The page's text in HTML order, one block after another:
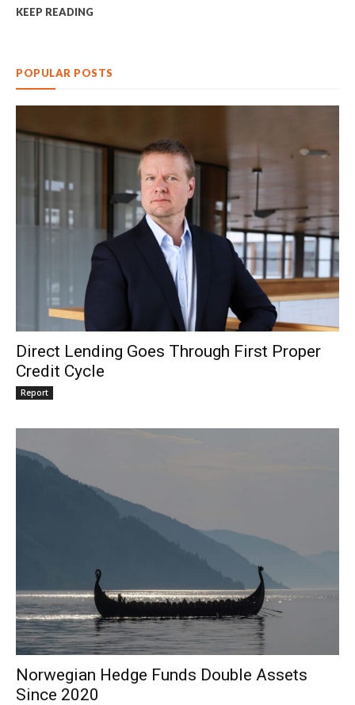
KEEP READING
POPULAR POSTS
Direct Lending Goes Through First Proper
Credit Cycle
Report
Norwegian Hedge Funds Double Assets
Since 2020